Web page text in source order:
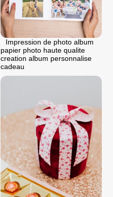
Impression de photo album
papier photo haute qualite
creation album personnalise
cadeau